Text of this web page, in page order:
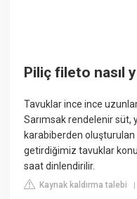
Piliç fileto nasıl
Tavuklar ince ince
Sarımsak rendelenir süt,
karabiberden oluşturulan
getirdiğimiz tavuklar
saat dinlendirilir.
Kaynak kaldırma talebi